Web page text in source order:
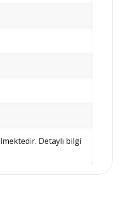
Detaylı bilgi